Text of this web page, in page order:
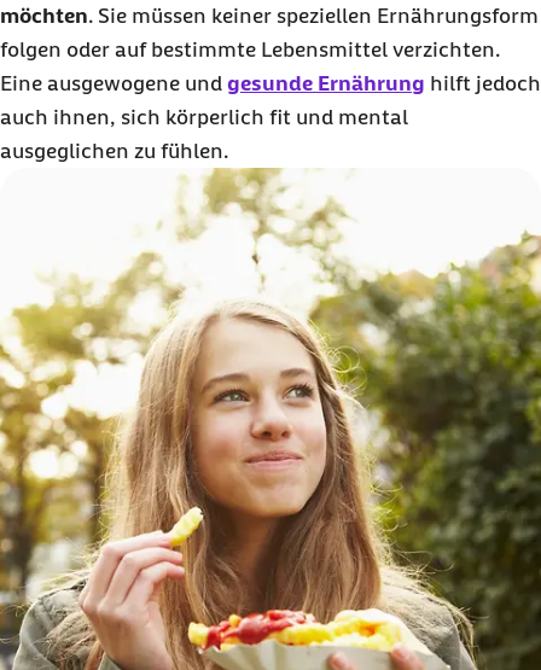
möchten. Sie müssen keiner speziellen Ernährungsform
folgen oder auf bestimmte Lebensmittel verzichten.
Eine ausgewogene und gesunde Ernährung hilft jedoch
auch ihnen, sich körperlich fit und mental
ausgeglichen zu fühlen.